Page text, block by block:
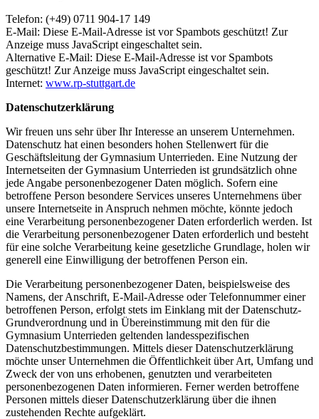
Telefon: (+49) 0711 904-17 149
E-Mail: Diese E-Mail-Adresse ist vor Spambots geschützt! Zur
Anzeige muss JavaScript eingeschaltet sein.
Alternative E-Mail: Diese E-Mail-Adresse ist vor Spambots
geschützt! Zur Anzeige muss JavaScript eingeschaltet sein.
Internet: www.rp-stuttgart.de
Datenschutzerklärung
Wir freuen uns sehr über Ihr Interesse an unserem Unternehmen.
Datenschutz hat einen besonders hohen Stellenwert für die
Geschäftsleitung der Gymnasium Unterrieden. Eine Nutzung der
Internetseiten der Gymnasium Unterrieden ist grundsätzlich ohne
jede Angabe personenbezogener Daten möglich. Sofern eine
betroffene Person besondere Services unseres Unternehmens über
unsere Internetseite in Anspruch nehmen möchte, könnte jedoch
eine Verarbeitung personenbezogener Daten erforderlich werden. Ist
die Verarbeitung personenbezogener Daten erforderlich und besteht
für eine solche Verarbeitung keine gesetzliche Grundlage, holen wir
generell eine Einwilligung der betroffenen Person ein.
Die Verarbeitung personenbezogener Daten, beispielsweise des
Namens, der Anschrift, E-Mail-Adresse oder Telefonnummer einer
betroffenen Person, erfolgt stets im Einklang mit der Datenschutz-
Grundverordnung und in Übereinstimmung mit den für die
Gymnasium Unterrieden geltenden landesspezifischen
Datenschutzbestimmungen. Mittels dieser Datenschutzerklärung
möchte unser Unternehmen die Öffentlichkeit über Art, Umfang und
Zweck der von uns erhobenen, genutzten und verarbeiteten
personenbezogenen Daten informieren. Ferner werden betroffene
Personen mittels dieser Datenschutzerklärung über die ihnen
zustehenden Rechte aufgeklärt.